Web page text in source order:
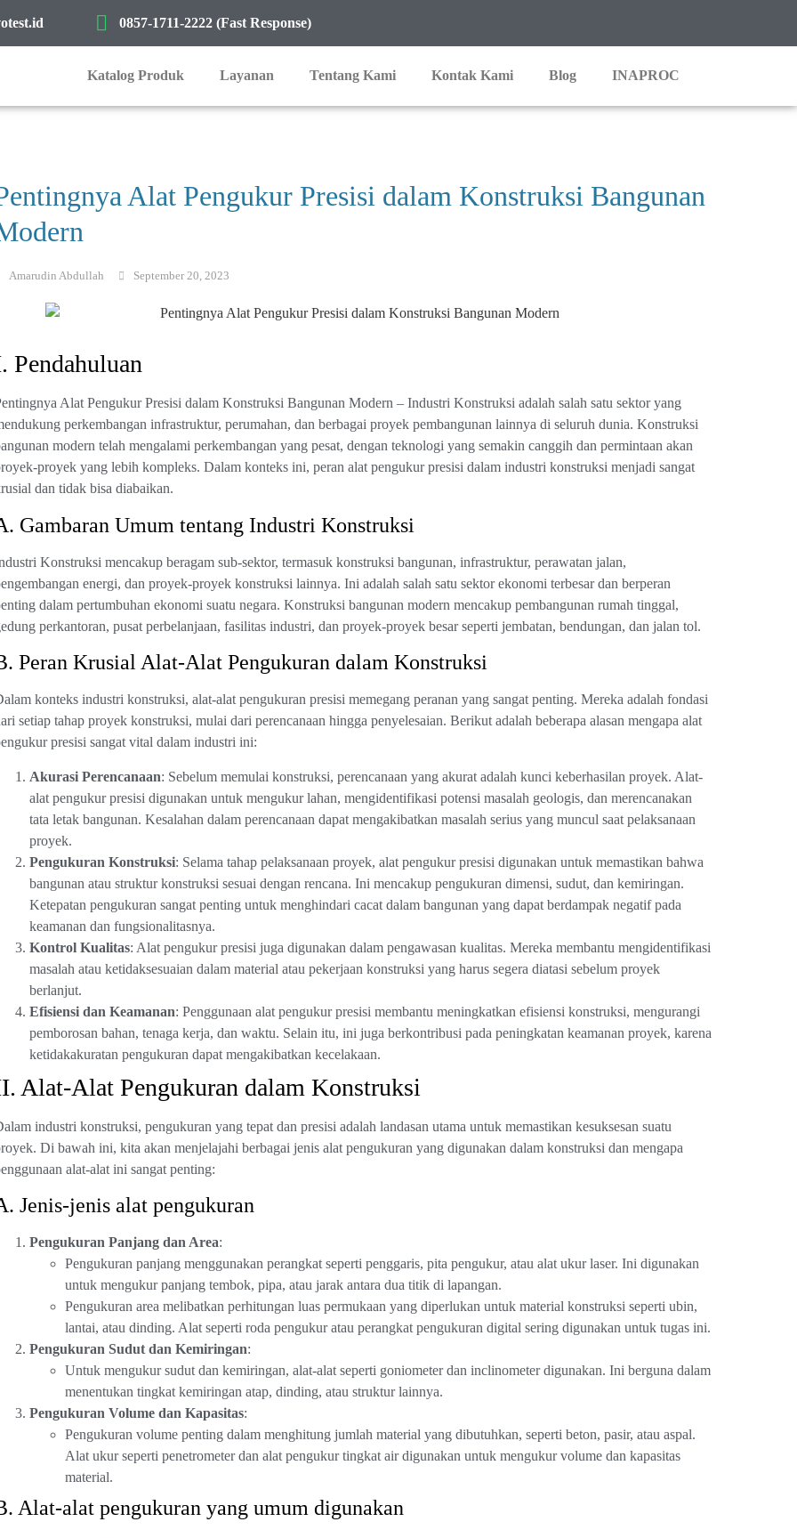
0857-1711-2222 (Fast Response)
Katalog Produk Layanan Tentang Kami Kontak Kami Blog INAPROC
Alat Pengukur Presisi dalam Konstruksi Bangunan
Amarudin Abdullah September 20, 2023
Pendahuluan
Alat Pengukur Presisi dalam Konstruksi Bangunan Modern – Industri Konstruksi adalah salah satu sektor yang
perkembangan infrastruktur, perumahan, dan berbagai proyek pembangunan lainnya di seluruh dunia. Konstruksi
modern telah mengalami perkembangan yang pesat, dengan teknologi yang semakin canggih dan permintaan akan
proyek yang lebih kompleks. Dalam konteks ini, peran alat pengukur presisi dalam industri konstruksi menjadi sangat
dan tidak bisa diabaikan.
Gambaran Umum tentang Industri Konstruksi
Konstruksi mencakup beragam sub-sektor, termasuk konstruksi bangunan, infrastruktur, perawatan jalan,
energi, dan proyek-proyek konstruksi lainnya. Ini adalah salah satu sektor ekonomi terbesar dan berperan
dalam pertumbuhan ekonomi suatu negara. Konstruksi bangunan modern mencakup pembangunan rumah tinggal,
perkantoran, pusat perbelanjaan, fasilitas industri, dan proyek-proyek besar seperti jembatan, bendungan, dan jalan tol.
Peran Krusial Alat-Alat Pengukuran dalam Konstruksi
konteks industri konstruksi, alat-alat pengukuran presisi memegang peranan yang sangat penting. Mereka adalah fondasi
setiap tahap proyek konstruksi, mulai dari perencanaan hingga penyelesaian. Berikut adalah beberapa alasan mengapa alat
presisi sangat vital dalam industri ini:
Akurasi Perencanaan: Sebelum memulai konstruksi, perencanaan yang akurat adalah kunci keberhasilan proyek. Alat-
alat pengukur presisi digunakan untuk mengukur lahan, mengidentifikasi potensi masalah geologis, dan merencanakan
tata letak bangunan. Kesalahan dalam perencanaan dapat mengakibatkan masalah serius yang muncul saat pelaksanaan
proyek.
Pengukuran Konstruksi: Selama tahap pelaksanaan proyek, alat pengukur presisi digunakan untuk memastikan bahwa
bangunan atau struktur konstruksi sesuai dengan rencana. Ini mencakup pengukuran dimensi, sudut, dan kemiringan.
Ketepatan pengukuran sangat penting untuk menghindari cacat dalam bangunan yang dapat berdampak negatif pada
keamanan dan fungsionalitasnya.
Kontrol Kualitas: Alat pengukur presisi juga digunakan dalam pengawasan kualitas. Mereka membantu mengidentifikasi
masalah atau ketidaksesuaian dalam material atau pekerjaan konstruksi yang harus segera diatasi sebelum proyek
berlanjut.
Efisiensi dan Keamanan: Penggunaan alat pengukur presisi membantu meningkatkan efisiensi konstruksi, mengurangi
pemborosan bahan, tenaga kerja, dan waktu. Selain itu, ini juga berkontribusi pada peningkatan keamanan proyek, karena
ketidakakuratan pengukuran dapat mengakibatkan kecelakaan.
Alat-Alat Pengukuran dalam Konstruksi
industri konstruksi, pengukuran yang tepat dan presisi adalah landasan utama untuk memastikan kesuksesan suatu
Di bawah ini, kita akan menjelajahi berbagai jenis alat pengukuran yang digunakan dalam konstruksi dan mengapa
alat-alat ini sangat penting:
Jenis-jenis alat pengukuran
Pengukuran Panjang dan Area:
Pengukuran panjang menggunakan perangkat seperti penggaris, pita pengukur, atau alat ukur laser. Ini digunakan
untuk mengukur panjang tembok, pipa, atau jarak antara dua titik di lapangan.
Pengukuran area melibatkan perhitungan luas permukaan yang diperlukan untuk material konstruksi seperti ubin,
lantai, atau dinding. Alat seperti roda pengukur atau perangkat pengukuran digital sering digunakan untuk tugas ini.
Pengukuran Sudut dan Kemiringan:
Untuk mengukur sudut dan kemiringan, alat-alat seperti goniometer dan inclinometer digunakan. Ini berguna dalam
menentukan tingkat kemiringan atap, dinding, atau struktur lainnya.
Pengukuran Volume dan Kapasitas:
Pengukuran volume penting dalam menghitung jumlah material yang dibutuhkan, seperti beton, pasir, atau aspal.
Alat ukur seperti penetrometer dan alat pengukur tingkat air digunakan untuk mengukur volume dan kapasitas
material.
Alat-alat pengukuran yang umum digunakan